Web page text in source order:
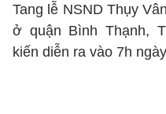
Tang lễ NSND Thụy
ở quận Bình Thạnh,
kiến diễn ra vào 7h